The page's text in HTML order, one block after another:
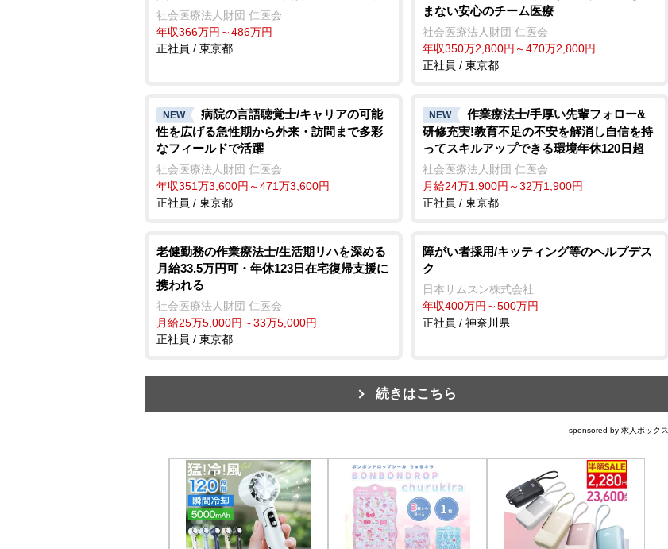
社会医療法人財団 仁医会
年収366万円～486万円
正社員 / 東京都
まない安心のチーム医療
社会医療法人財団 仁医会
年収350万2,800円～470万2,800円
正社員 / 東京都
NEW
病院の言語聴覚士/キャリアの可能
性を広げる急性期から外来・訪問まで多彩
なフィールドで活躍
社会医療法人財団 仁医会
年収351万3,600円～471万3,600円
正社員 / 東京都
NEW
作業療法士/手厚い先輩フォロー&
研修充実!教育不足の不安を解消し自信を持
ってスキルアップできる環境年休120日超
社会医療法人財団 仁医会
月給24万1,900円～32万1,900円
正社員 / 東京都
老健勤務の作業療法士/生活期リハを深める
月給33.5万円可・年休123日在宅復帰支援に
携われる
社会医療法人財団 仁医会
月給25万5,000円～33万5,000円
正社員 / 東京都
障がい者採用/キッティング等のヘルプデス
ク
日本サムスン株式会社
年収400万円～500万円
正社員 / 神奈川県
続きはこちら
sponsored by 求人ボックス